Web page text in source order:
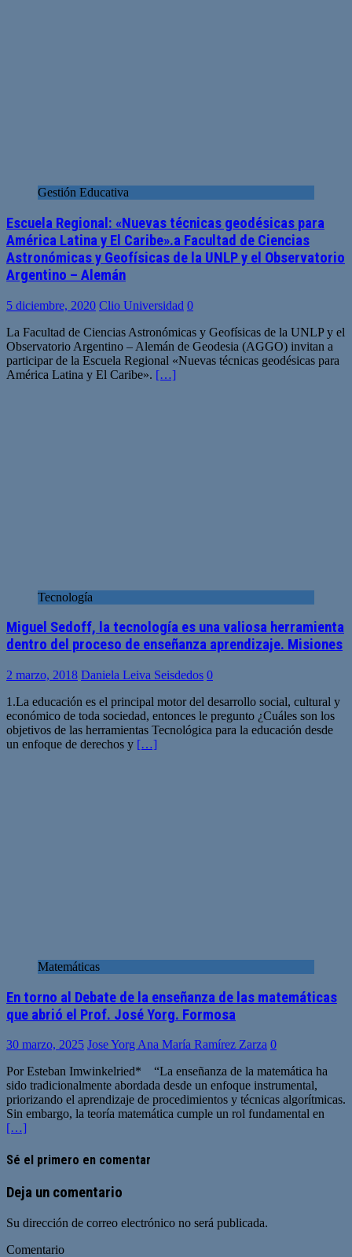
Gestión Educativa
Escuela Regional: «Nuevas técnicas geodésicas para
América Latina y El Caribe».a Facultad de Ciencias
Astronómicas y Geofísicas de la UNLP y el Observatorio
Argentino – Alemán
5 diciembre, 2020 Clio Universidad 0
La Facultad de Ciencias Astronómicas y Geofísicas de la UNLP y el
Observatorio Argentino – Alemán de Geodesia (AGGO) invitan a
participar de la Escuela Regional «Nuevas técnicas geodésicas para
América Latina y El Caribe». […]
Tecnología
Miguel Sedoff, la tecnología es una valiosa herramienta
dentro del proceso de enseñanza aprendizaje. Misiones
2 marzo, 2018 Daniela Leiva Seisdedos 0
1.La educación es el principal motor del desarrollo social, cultural y
económico de toda sociedad, entonces le pregunto ¿Cuáles son los
objetivos de las herramientas Tecnológica para la educación desde
un enfoque de derechos y […]
Matemáticas
En torno al Debate de la enseñanza de las matemáticas
que abrió el Prof. José Yorg. Formosa
30 marzo, 2025 Jose Yorg Ana María Ramírez Zarza 0
Por Esteban Imwinkelried* “La enseñanza de la matemática ha
sido tradicionalmente abordada desde un enfoque instrumental,
priorizando el aprendizaje de procedimientos y técnicas algorítmicas.
Sin embargo, la teoría matemática cumple un rol fundamental en
[…]
Sé el primero en comentar
Deja un comentario
Su dirección de correo electrónico no será publicada.
Comentario